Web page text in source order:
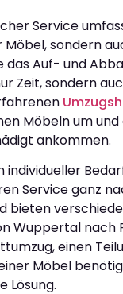
Service
sondern
das Auf- und
Zeit, sondern
Möbeln um
ankommen.
individueller
Service ganz
bieten
Wuppertal nach
einen
Möbel
Lösung.